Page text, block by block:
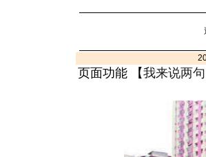
页面功能 【我来说两句